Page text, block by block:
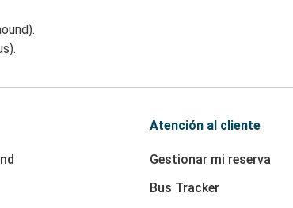
Atención al cliente
Gestionar mi reserva
Bus Tracker